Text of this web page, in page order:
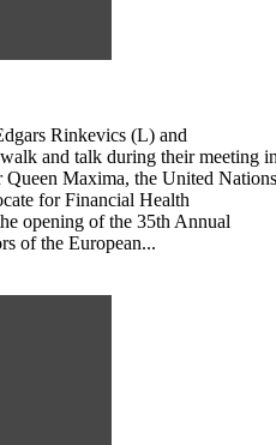
Rinkevics (L) and
and talk during their meeting
Maxima, the United Nations
for Financial Health
opening of the 35th Annual
of the European...